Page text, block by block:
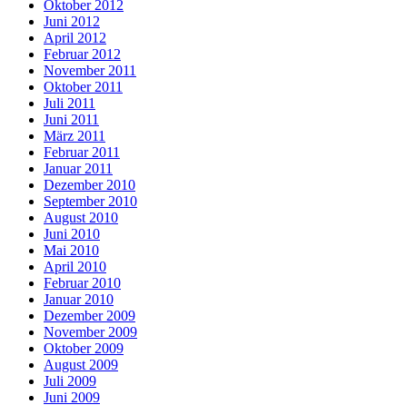
Oktober 2012
Juni 2012
April 2012
Februar 2012
November 2011
Oktober 2011
Juli 2011
Juni 2011
März 2011
Februar 2011
Januar 2011
Dezember 2010
September 2010
August 2010
Juni 2010
Mai 2010
April 2010
Februar 2010
Januar 2010
Dezember 2009
November 2009
Oktober 2009
August 2009
Juli 2009
Juni 2009